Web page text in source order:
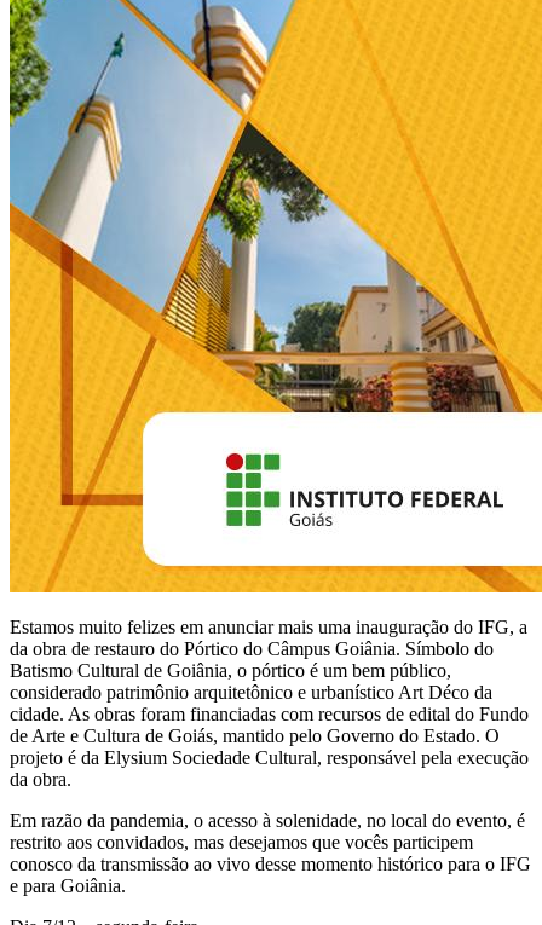
Estamos muito felizes em anunciar mais uma inauguração do IFG, a
da obra de restauro do Pórtico do Câmpus Goiânia. Símbolo do
Batismo Cultural de Goiânia, o pórtico é um bem público,
considerado patrimônio arquitetônico e urbanístico Art Déco da
cidade. As obras foram financiadas com recursos de edital do Fundo
de Arte e Cultura de Goiás, mantido pelo Governo do Estado. O
projeto é da Elysium Sociedade Cultural, responsável pela execução
da obra.
Em razão da pandemia, o acesso à solenidade, no local do evento, é
restrito aos convidados, mas desejamos que vocês participem
conosco da transmissão ao vivo desse momento histórico para o IFG
e para Goiânia.